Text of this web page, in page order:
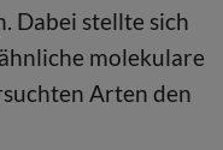
Dabei stellte sich
molekulare
Arten den